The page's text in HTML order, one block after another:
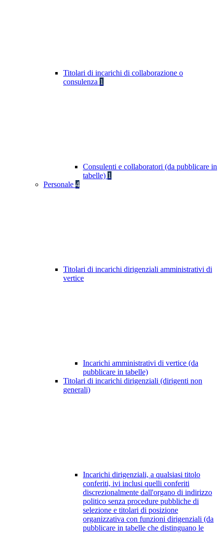
Titolari di incarichi di collaborazione o
consulenza 1
Consulenti e collaboratori (da pubblicare in
tabelle) 1
Personale 4
Titolari di incarichi dirigenziali amministrativi di
vertice
Incarichi amministrativi di vertice (da
pubblicare in tabelle)
Titolari di incarichi dirigenziali (dirigenti non
generali)
Incarichi dirigenziali, a qualsiasi titolo
conferiti, ivi inclusi quelli conferiti
discrezionalmente dall'organo di indirizzo
politico senza procedure pubbliche di
selezione e titolari di posizione
organizzativa con funzioni dirigenziali (da
pubblicare in tabelle che distinguano le